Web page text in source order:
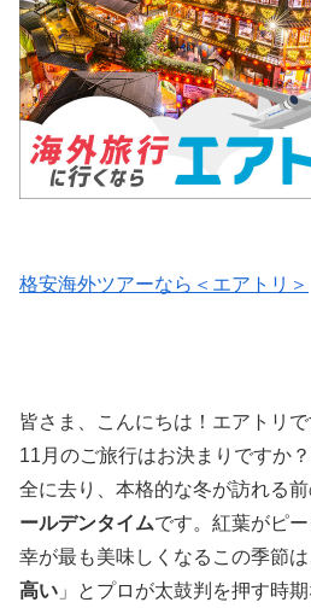
格安海外ツアーなら＜エアトリ＞
皆さま、こんにちは！エアトリで
11月のご旅行はお決まりですか
全に去り、本格的な冬が訪れる
ールデンタイムです。紅葉がピ
幸が最も美味しくなるこの季節は
高い 」とプロが太鼓判を押す時期